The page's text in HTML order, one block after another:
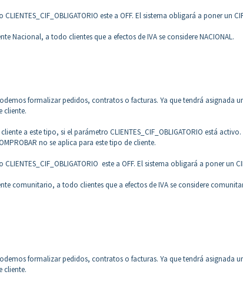
este a OFF. El sistema obligará a poner un
Nacional, a todo clientes que a efectos de IVA se considere NACIONAL.
formalizar pedidos, contratos o facturas. Ya que tendrá asignada
cliente.
a este tipo, si el parámetro CLIENTES_CIF_OBLIGATORIO está
no se aplica para este tipo de cliente.
este a OFF. El sistema obligará a poner
comunitario, a todo clientes que a efectos de IVA se considere
formalizar pedidos, contratos o facturas. Ya que tendrá asignada
cliente.